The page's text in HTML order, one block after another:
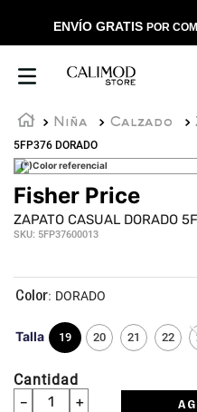
ENVÍO GRATIS POR
Niña Calzado
5FP376 DORADO
(*)Color referencial
Fisher Price
ZAPATO CASUAL DORADO
SKU: 5FP37600013
Talla 19 20 21 22
: DORADO
Cantidad
＋
－